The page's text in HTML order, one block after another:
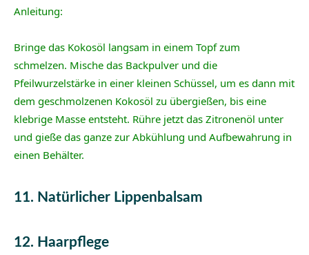
Anleitung:
Bringe das Kokosöl langsam in einem Topf zum
schmelzen. Mische das Backpulver und die
Pfeilwurzelstärke in einer kleinen Schüssel, um es dann mit
dem geschmolzenen Kokosöl zu übergießen, bis eine
klebrige Masse entsteht. Rühre jetzt das Zitronenöl unter
und gieße das ganze zur Abkühlung und Aufbewahrung in
einen Behälter.
11. Natürlicher Lippenbalsam
12. Haarpflege